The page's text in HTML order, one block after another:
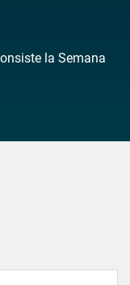
la Semana